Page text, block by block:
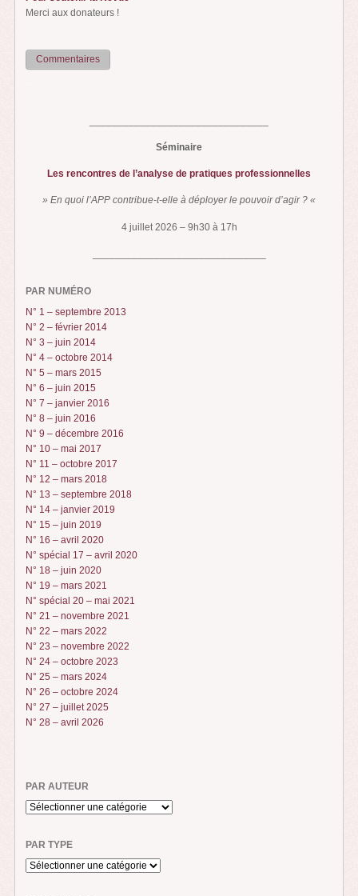
Merci aux donateurs !
Commentaires
Séminaire
Les rencontres de l’analyse de pratiques professionnelles
» En quoi l’APP contribue-t-elle à déployer le pouvoir d’agir ? «
4 juillet 2026 – 9h30 à 17h
PAR NUMÉRO
N° 1 – septembre 2013
N° 2 – février 2014
N° 3 – juin 2014
N° 4 – octobre 2014
N° 5 – mars 2015
N° 6 – juin 2015
N° 7 – janvier 2016
N° 8 – juin 2016
N° 9 – décembre 2016
N° 10 – mai 2017
N° 11 – octobre 2017
N° 12 – mars 2018
N° 13 – septembre 2018
N° 14 – janvier 2019
N° 15 – juin 2019
N° 16 – avril 2020
N° spécial 17 – avril 2020
N° 18 – juin 2020
N° 19 – mars 2021
N° spécial 20 – mai 2021
N° 21 – novembre 2021
N° 22 – mars 2022
N° 23 – novembre 2022
N° 24 – octobre 2023
N° 25 – mars 2024
N° 26 – octobre 2024
N° 27 – juillet 2025
N° 28 – avril 2026
PAR AUTEUR
PAR TYPE